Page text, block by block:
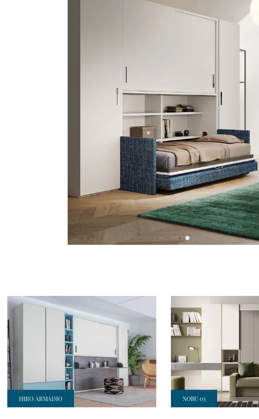
HIRO ARMADIO NOBU 03